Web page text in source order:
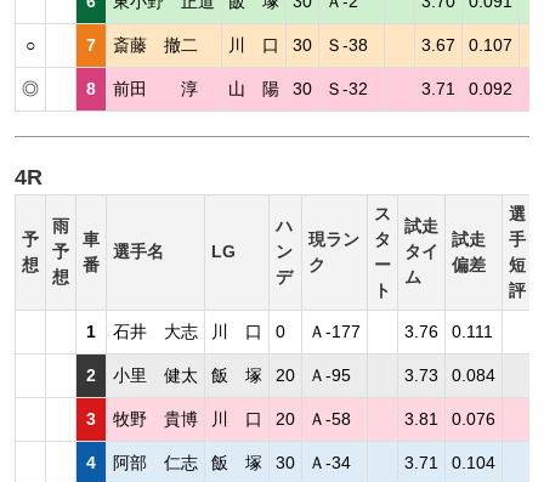
○ 7 斎藤 撤二 川 口 30 Ｓ-38 3.67 0.107
◎ 8 前田 淳 山 陽 30 Ｓ-32 3.71 0.092
4R
予
想
雨
予
想
車
番
選手名 LG
ハ
ン
デ
現ラン
ク
ス
タ
ー
ト
試走
タイ
ム
試走
偏差
選
手
短
評
1 石井 大志 川 口 0 Ａ-177 3.76 0.111
2 小里 健太 飯 塚 20 Ａ-95 3.73 0.084
3 牧野 貴博 川 口 20 Ａ-58 3.81 0.076
4 阿部 仁志 飯 塚 30 Ａ-34 3.71 0.104